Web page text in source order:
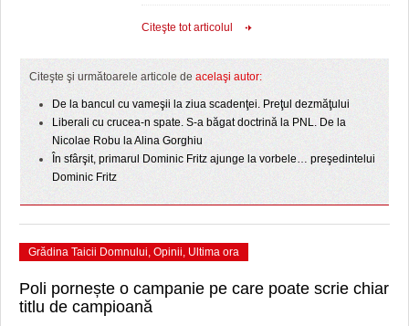
Citeşte tot articolul
Citeşte şi următoarele articole de acelaşi autor:
De la bancul cu vameşii la ziua scadenţei. Preţul dezmăţului
Liberali cu crucea-n spate. S-a băgat doctrină la PNL. De la
Nicolae Robu la Alina Gorghiu
În sfârşit, primarul Dominic Fritz ajunge la vorbele… preşedintelui
Dominic Fritz
Grădina Taicii Domnului, Opinii, Ultima ora
Poli pornește o campanie pe care poate scrie chiar
titlu de campioană